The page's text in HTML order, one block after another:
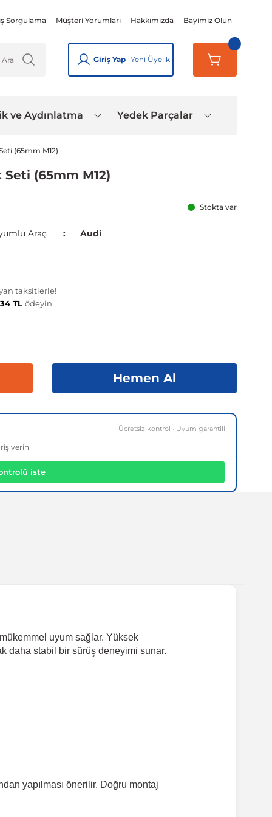
Sorgulama Müşteri Yorumları Hakkımızda Bayimiz Olun
Giriş Yap Yeni Üyelik
ve Aydınlatma Yedek Parçalar
(65mm M12)
Seti (65mm M12)
Stokta var
Araç Audi
taksitlerle!
TL ödeyin
Hemen Al
Ücretsiz kontrol · Uyum garantili
verin
iste
uyum sağlar. Yüksek
daha stabil bir sürüş deneyimi sunar.
yapılması önerilir. Doğru montaj